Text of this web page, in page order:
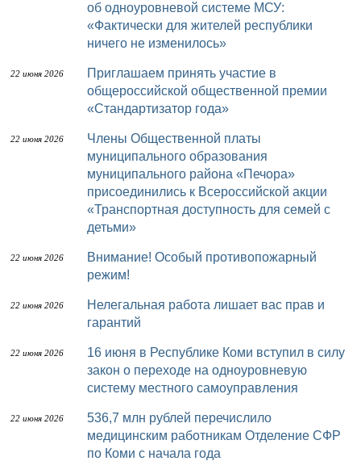
об одноуровневой системе МСУ:
«Фактически для жителей республики
ничего не изменилось»
22 июня 2026
Приглашаем принять участие в
общероссийской общественной премии
«Стандартизатор года»
22 июня 2026
Члены Общественной платы
муниципального образования
муниципального района «Печора»
присоединились к Всероссийской акции
«Транспортная доступность для семей с
детьми»
22 июня 2026
Внимание! Особый противопожарный
режим!
22 июня 2026
Нелегальная работа лишает вас прав и
гарантий
22 июня 2026
16 июня в Республике Коми вступил в силу
закон о переходе на одноуровневую
систему местного самоуправления
22 июня 2026
536,7 млн рублей перечислило
медицинским работникам Отделение СФР
по Коми с начала года